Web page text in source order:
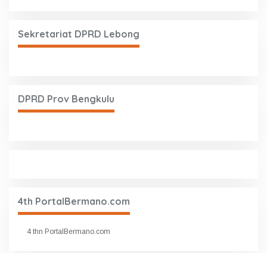
Sekretariat DPRD Lebong
DPRD Prov Bengkulu
4th PortalBermano.com
4 thn PortalBermano.com